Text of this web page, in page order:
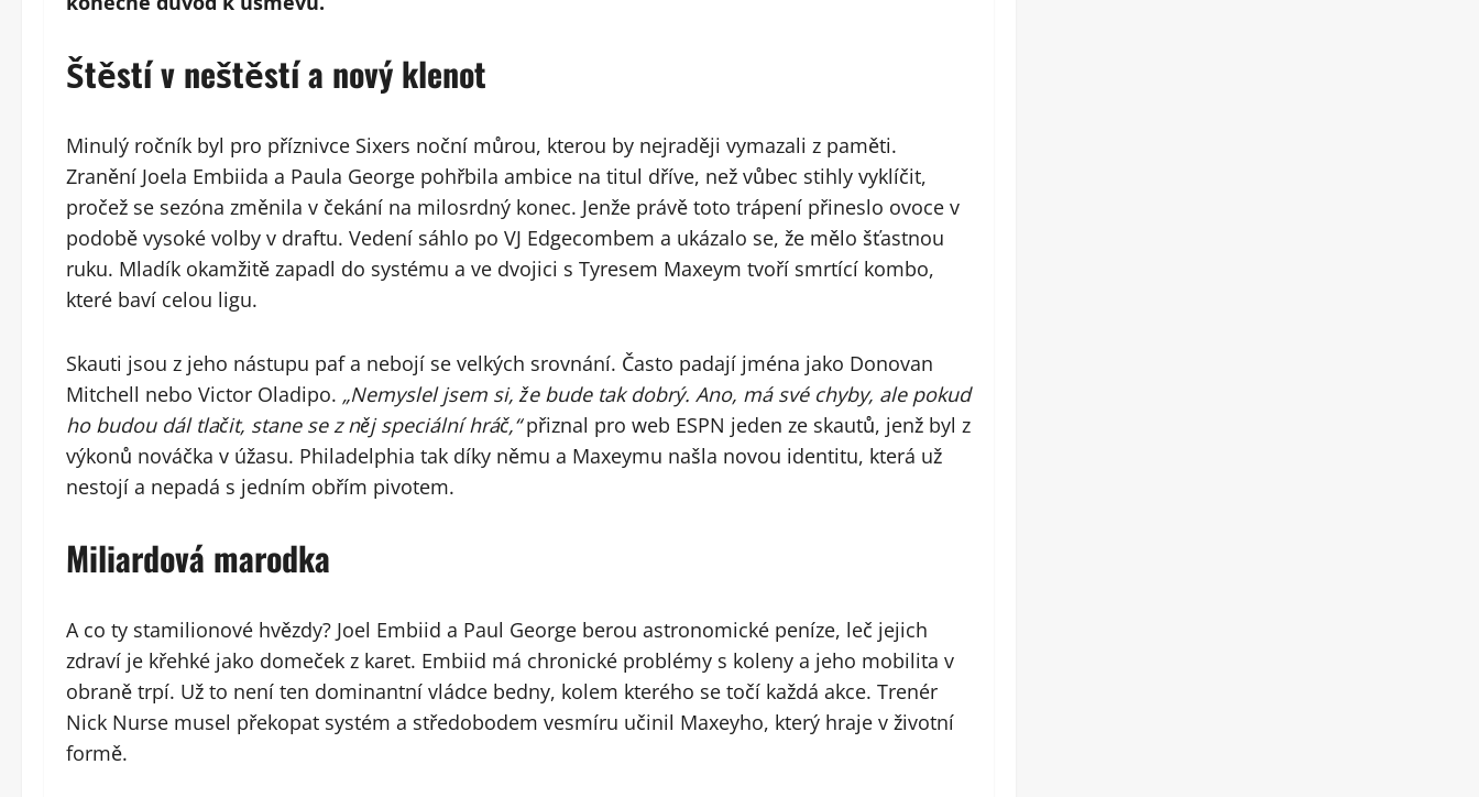
Štěstí v neštěstí a nový klenot
Minulý ročník byl pro příznivce Sixers noční můrou, kterou by nejraději vymazali z paměti.
Zranění Joela Embiida a Paula George pohřbila ambice na titul dříve, než vůbec stihly vyklíčit,
pročež se sezóna změnila v čekání na milosrdný konec. Jenže právě toto trápení přineslo ovoce v
podobě vysoké volby v draftu. Vedení sáhlo po VJ Edgecombem a ukázalo se, že mělo šťastnou
ruku. Mladík okamžitě zapadl do systému a ve dvojici s Tyresem Maxeym tvoří smrtící kombo,
které baví celou ligu.
Skauti jsou z jeho nástupu paf a nebojí se velkých srovnání. Často padají jména jako Donovan
Mitchell nebo Victor Oladipo. „Nemyslel jsem si, že bude tak dobrý. Ano, má své chyby, ale pokud
ho budou dál tlačit, stane se z něj speciální hráč,“přiznal pro web ESPN jeden ze skautů, jenž byl z
výkonů nováčka v úžasu. Philadelphia tak díky němu a Maxeymu našla novou identitu, která už
nestojí a nepadá s jedním obřím pivotem.
Miliardová marodka
A co ty stamilionové hvězdy? Joel Embiid a Paul George berou astronomické peníze, leč jejich
zdraví je křehké jako domeček z karet. Embiid má chronické problémy s koleny a jeho mobilita v
obraně trpí. Už to není ten dominantní vládce bedny, kolem kterého se točí každá akce. Trenér
Nick Nurse musel překopat systém a středobodem vesmíru učinil Maxeyho, který hraje v životní
formě.